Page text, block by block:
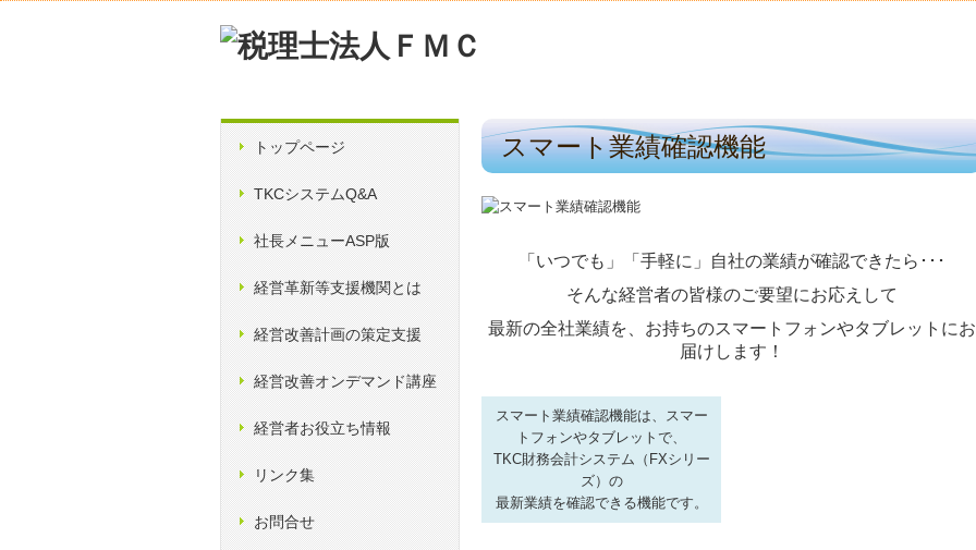
トップページ
TKCシステムQ&A
社長メニューASP版
経営革新等支援機関とは
経営改善計画の策定支援
経営改善オンデマンド講座
経営者お役立ち情報
リンク集
お問合せ
スマート業績確認機能
「いつでも」「手軽に」自社の業績が確認できたら･･･
そんな経営者の皆様のご要望にお応えして
最新の全社業績を、お持ちのスマートフォンやタブレットにお
届けします！
スマート業績確認機能は、スマー
トフォンやタブレットで、
TKC財務会計システム（FXシリー
ズ）の
最新業績を確認できる機能です。